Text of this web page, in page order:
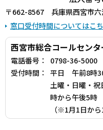
〒662-8567 兵庫県西宮市六
窓口受付時間についてはこ
西宮市総合コールセンタ
電話番号：
0798-36-5000
受付時間：
平日 午前8時
土曜・日曜・
時から午後5時
（※1月1日から